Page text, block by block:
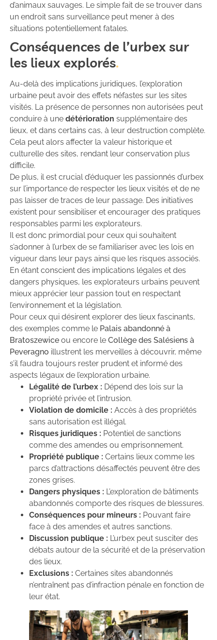
d’animaux sauvages. Le simple fait de se trouver dans
un endroit sans surveillance peut mener à des
situations potentiellement fatales.
Conséquences de l’urbex sur
les lieux explorés
Au-delà des implications juridiques, l’exploration
urbaine peut avoir des effets néfastes sur les sites
visités. La présence de personnes non autorisées peut
conduire à une détérioration supplémentaire des
lieux, et dans certains cas, à leur destruction complète.
Cela peut alors affecter la valeur historique et
culturelle des sites, rendant leur conservation plus
difficile.
De plus, il est crucial d’éduquer les passionnés d’urbex
sur l’importance de respecter les lieux visités et de ne
pas laisser de traces de leur passage. Des initiatives
existent pour sensibiliser et encourager des pratiques
responsables parmi les explorateurs.
Il est donc primordial pour ceux qui souhaitent
s’adonner à l’urbex de se familiariser avec les lois en
vigueur dans leur pays ainsi que les risques associés.
En étant conscient des implications légales et des
dangers physiques, les explorateurs urbains peuvent
mieux apprécier leur passion tout en respectant
l’environnement et la législation.
Pour ceux qui désirent explorer des lieux fascinants,
des exemples comme le Palais abandonné à
Bratoszewice ou encore le Collège des Salésiens à
Peveragno illustrent les merveilles à découvrir, même
s’il faudra toujours rester prudent et informé des
aspects légaux de l’exploration urbaine.
Légalité de l’urbex : Dépend des lois sur la
propriété privée et l’intrusion.
Violation de domicile : Accès à des propriétés
sans autorisation est illégal.
Risques juridiques : Potentiel de sanctions
comme des amendes ou emprisonnement.
Propriété publique : Certains lieux comme les
parcs d’attractions désaffectés peuvent être des
zones grises.
Dangers physiques : L’exploration de bâtiments
abandonnés comporte des risques de blessures.
Conséquences pour mineurs : Pouvant faire
face à des amendes et autres sanctions.
Discussion publique : L’urbex peut susciter des
débats autour de la sécurité et de la préservation
des lieux.
Exclusions : Certaines sites abandonnés
n’entraînent pas d’infraction pénale en fonction de
leur état.